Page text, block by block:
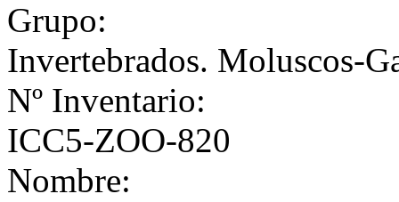
Grupo:
Invertebrados. Moluscos-
Nº Inventario:
ICC5-ZOO-820
Nombre: